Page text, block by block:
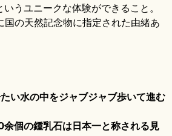
いうユニークな体験ができること。
国の天然記念物に指定された由緒あ
い水の中をジャブジャブ歩いて進む
個の鍾乳石は日本一と称される見